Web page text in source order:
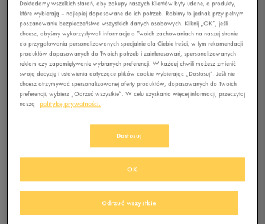
REEBOK SKARPETY SE M
THIN SOCK 3P WHITE
0.0 (0 )
9,99złz Vat
+ 50 PKT W KLUBIE 50 STYLE
Produkt niedostępny
Jeśli artykuł będzie ponownie dostępny, otrzymasz od nas powiadomienie.
Wybierz rozmiar
Rozmiary EU Rozmiary US
Sprawdź dostępność w salonach
Dokładamy wszelkich starań, aby zakupy naszych Klientów były udane, a produkty,
które wybierają – najlepiej dopasowane do ich potrzeb. Robimy to jednak przy pełnym
poszanowaniu bezpieczeństwa wszystkich danych osobowych. Kliknij „OK”, jeśli
chcesz, abyśmy wykorzystywali informacje o Twoich zachowaniach na naszej stronie
do przygotowania personalizowanych specjalnie dla Ciebie treści, w tym rekomendacji
produktów dopasowanych do Twoich potrzeb i zainteresowań, spersonalizowanych
reklam czy zapamiętywanie wybranych preferencji. W każdej chwili możesz zmienić
swoją decyzję i ustawienia dotyczące plików cookie wybierając „Dostosuj”. Jeśli nie
chcesz otrzymywać spersonalizowanej oferty produktów, dopasowanych do Twoich
preferencji, wybierz „Odrzuć wszystkie”. W celu uzyskania więcej informacji, przeczytaj
naszą politykę prywatności.
Dostosuj
Odrzuć wszystkie
OK